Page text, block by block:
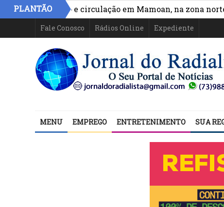
PLANTÃO
acesso e circulação em Mamoan, na zona norte de
Fale Conosco Rádios Online Expediente
MENU EMPREGO ENTRETENIMENTO SUA